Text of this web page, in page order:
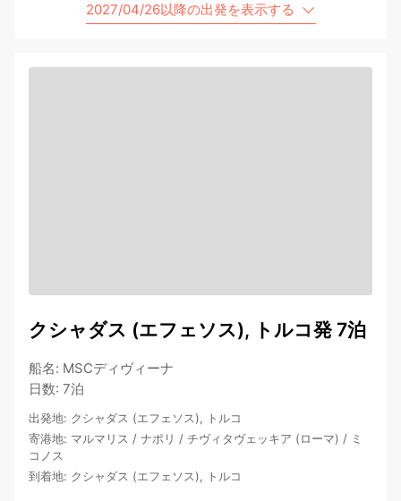
2027/04/26以降の出発を表示する
クシャダス (エフェソス), トルコ発 7泊
船名: MSCディヴィーナ
日数: 7泊
出発地: クシャダス (エフェソス), トルコ
寄港地: マルマリス / ナポリ / チヴィタヴェッキア (ローマ) / ミ
コノス
到着地: クシャダス (エフェソス), トルコ